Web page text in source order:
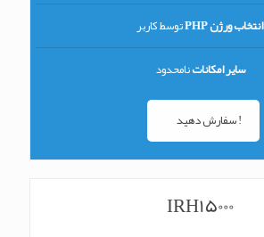
انتخاب ورژن PHP
توسط کاربر
سایر امکاناتنامحدود
سفارش دهید !
IRH15000